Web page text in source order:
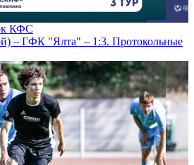
КФС
– ГФК "Ялта" – 1:3. Протокольные